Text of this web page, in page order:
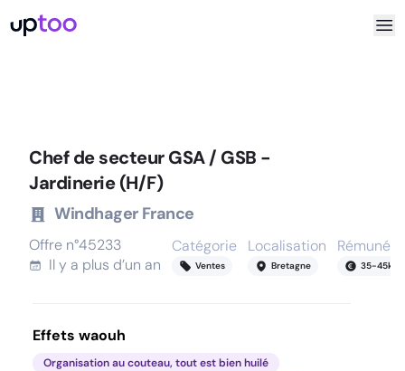
Chef de secteur GSA / GSB -
Jardinerie (H/F)
Windhager France
Offre n°45233
Il y a plus d’un an
Catégorie
Ventes
Localisation
Bretagne 35-45k
Effets waouh
Organisation au couteau, tout est bien huilé